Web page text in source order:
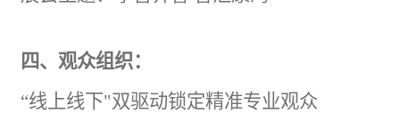
四、观众组织：
“线上线下"双驱动锁定精准专业观众